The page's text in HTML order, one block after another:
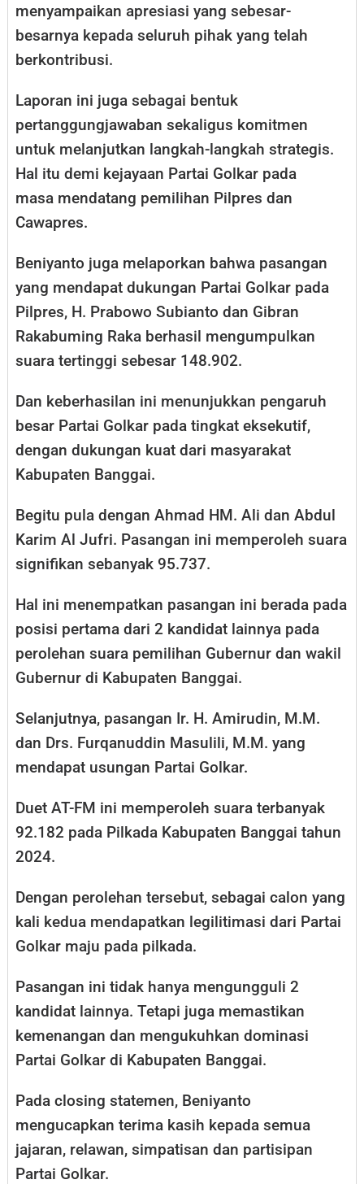
menyampaikan apresiasi yang sebesar-
besarnya kepada seluruh pihak yang telah
berkontribusi.
Laporan ini juga sebagai bentuk
pertanggungjawaban sekaligus komitmen
untuk melanjutkan langkah-langkah strategis.
Hal itu demi kejayaan Partai Golkar pada
masa mendatang pemilihan Pilpres dan
Cawapres.
Beniyanto juga melaporkan bahwa pasangan
yang mendapat dukungan Partai Golkar pada
Pilpres, H. Prabowo Subianto dan Gibran
Rakabuming Raka berhasil mengumpulkan
suara tertinggi sebesar 148.902.
Dan keberhasilan ini menunjukkan pengaruh
besar Partai Golkar pada tingkat eksekutif,
dengan dukungan kuat dari masyarakat
Kabupaten Banggai.
Begitu pula dengan Ahmad HM. Ali dan Abdul
Karim Al Jufri. Pasangan ini memperoleh suara
signifikan sebanyak 95.737.
Hal ini menempatkan pasangan ini berada pada
posisi pertama dari 2 kandidat lainnya pada
perolehan suara pemilihan Gubernur dan wakil
Gubernur di Kabupaten Banggai.
Selanjutnya, pasangan Ir. H. Amirudin, M.M.
dan Drs. Furqanuddin Masulili, M.M. yang
mendapat usungan Partai Golkar.
Duet AT-FM ini memperoleh suara terbanyak
92.182 pada Pilkada Kabupaten Banggai tahun
2024.
Dengan perolehan tersebut, sebagai calon yang
kali kedua mendapatkan legilitimasi dari Partai
Golkar maju pada pilkada.
Pasangan ini tidak hanya mengungguli 2
kandidat lainnya. Tetapi juga memastikan
kemenangan dan mengukuhkan dominasi
Partai Golkar di Kabupaten Banggai.
Pada closing statemen, Beniyanto
mengucapkan terima kasih kepada semua
jajaran, relawan, simpatisan dan partisipan
Partai Golkar.